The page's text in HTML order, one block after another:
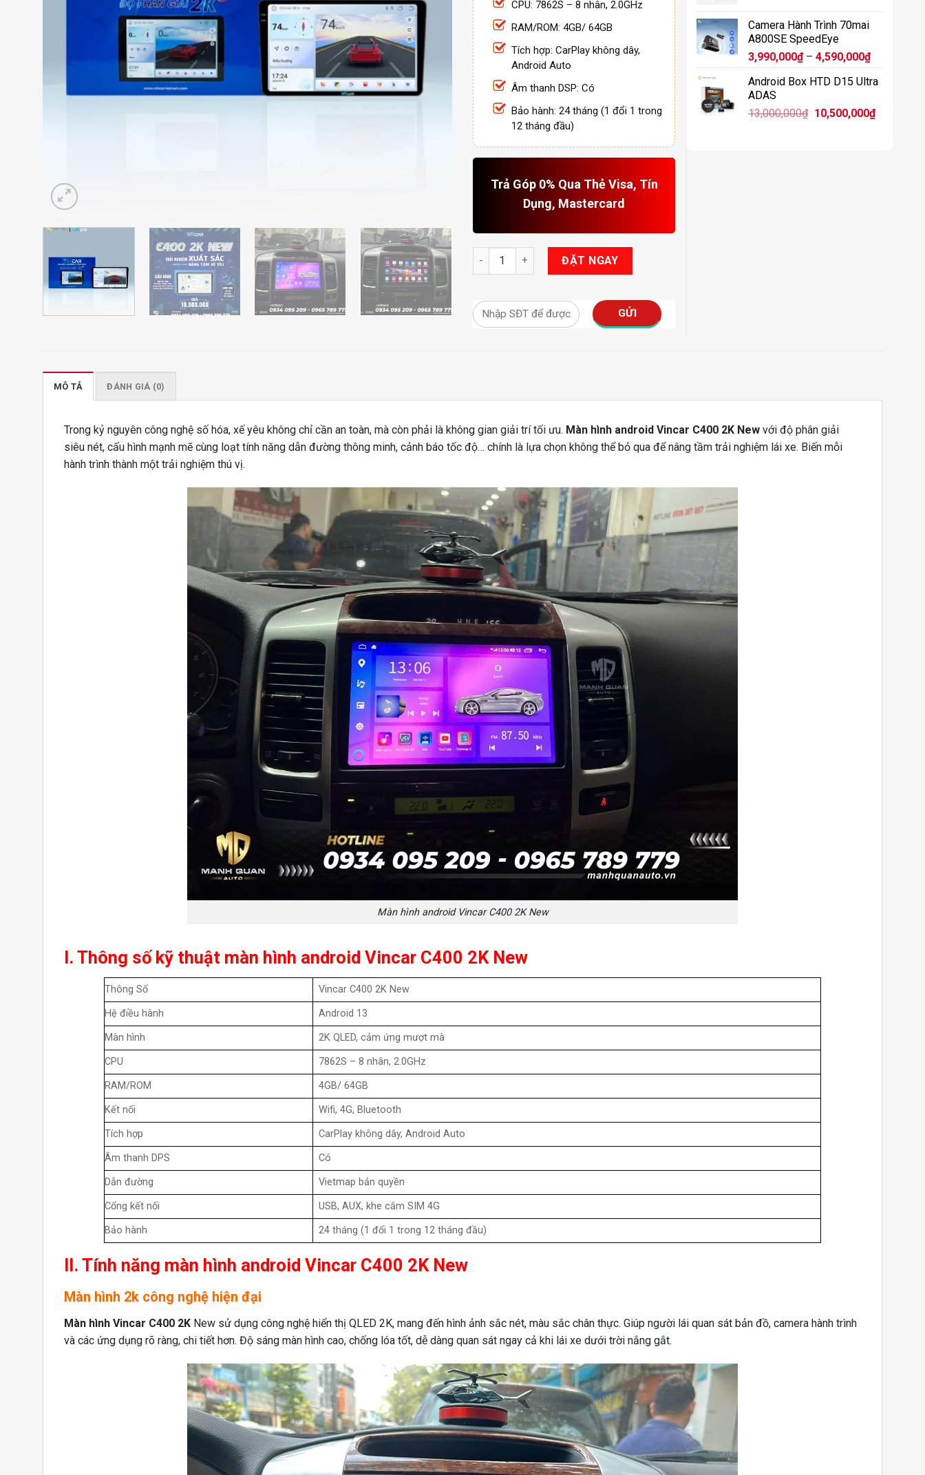
CPU: 7862S – 8 nhân, 2.0GHz
RAM/ROM: 4GB/ 64GB
Tích hợp: CarPlay không dây,
Android Auto
Âm thanh DSP: Có
Bảo hành: 24 tháng (1 đổi 1 trong
12 tháng đầu)
Trả Góp 0% Qua Thẻ Visa, Tín
Dụng, Mastercard
Màn Hình Vincar C400 2K New số lượng
ĐẶT NGAY
Camera Hành Trình 70mai
A800SE SpeedEye
3,990,000₫ – 4,590,000₫Khoảng
từ
đến
Android Box HTD D15 Ultra
ADAS
13,000,000₫ Giá
10,500,000₫Giá
MÔ TẢ ĐÁNH GIÁ (0)
Trong kỷ nguyên công nghệ số hóa, xế yêu không chỉ cần an toàn, mà còn phải là không gian giải trí tối ưu. Màn hình android Vincar C400 2K New với độ phân giải
siêu nét, cấu hình mạnh mẽ cùng loạt tính năng dẫn đường thông minh, cảnh báo tốc độ… chính là lựa chọn không thể bỏ qua để nâng tầm trải nghiệm lái xe. Biến mỗi
hành trình thành một trải nghiệm thú vị.
Màn hình android Vincar C400 2K New
I. Thông số kỹ thuật màn hình android Vincar C400 2K New
Thông Số Vincar C400 2K New
Hệ điều hành Android 13
Màn hình 2K QLED, cảm ứng mượt mà
CPU 7862S – 8 nhân, 2.0GHz
RAM/ROM 4GB/ 64GB
Kết nối Wifi, 4G, Bluetooth
Tích hợp CarPlay không dây, Android Auto
Âm thanh DPS Có
Dẫn đường Vietmap bản quyền
Cổng kết nối USB, AUX, khe cắm SIM 4G
Bảo hành 24 tháng (1 đổi 1 trong 12 tháng đầu)
II. Tính năng màn hình android Vincar C400 2K New
Màn hình 2k công nghệ hiện đại
Màn hình Vincar C400 2K New sử dụng công nghệ hiển thị QLED 2K, mang đến hình ảnh sắc nét, màu sắc chân thực. Giúp người lái quan sát bản đồ, camera hành trình
và các ứng dụng rõ ràng, chi tiết hơn. Độ sáng màn hình cao, chống lóa tốt, dễ dàng quan sát ngay cả khi lái xe dưới trời nắng gắt.